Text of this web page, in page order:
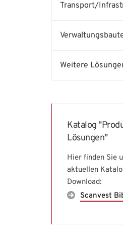
Transport/
Weitere
Katalog
Lösungen"
Hier finden Sie
aktuellen
Download:
Scanvest